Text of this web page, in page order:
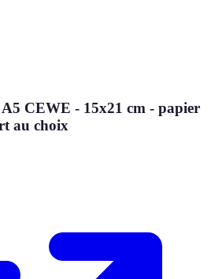
CEWE - 15x21 cm - papier
au choix